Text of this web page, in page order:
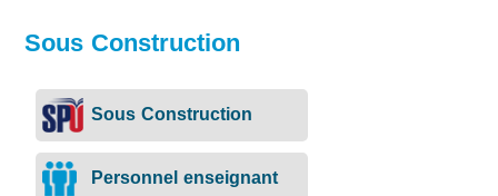
Sous Construction
Sous Construction
Personnel enseignant